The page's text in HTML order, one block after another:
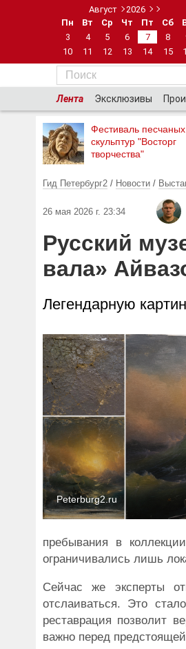
Август
2026
Пн
Вт Ср Чт Пт Сб
3
4 5 6 7 8
10
11 12 13 14 15
Лента Эксклюзивы
Фестиваль песчаных
скульптур "Восторг
творчества"
Гид Петербург2 / Новости /
26 мая 2026 г. 23:34
Русский
вала»
Легендарную
Peterburg2.ru
пребывания в
ограничивались лишь
Сейчас же эксперты
отслаиваться. Это
реставрация позволит
важно перед